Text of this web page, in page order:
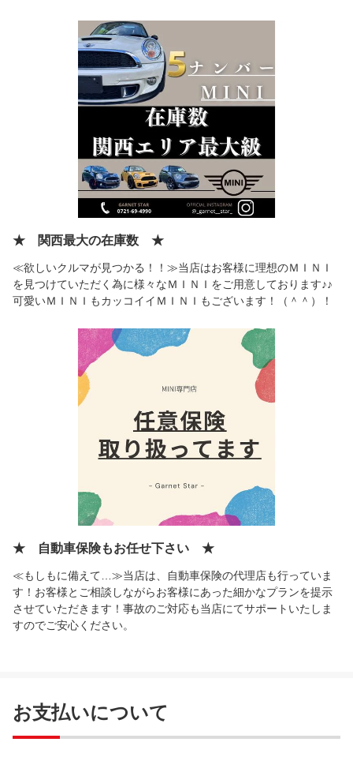
★ 関西最大の在庫数 ★
≪欲しいクルマが見つかる！！≫当店はお客様に理想のＭＩＮＩ
を見つけていただく為に様々なＭＩＮＩをご用意しております♪♪
可愛いＭＩＮＩもカッコイイＭＩＮＩもございます！（＾＾）！
★ 自動車保険もお任せ下さい ★
≪もしもに備えて…≫当店は、自動車保険の代理店も行っていま
す！お客様とご相談しながらお客様にあった細かなプランを提示
させていただきます！事故のご対応も当店にてサポートいたしま
すのでご安心ください。
お支払いについて